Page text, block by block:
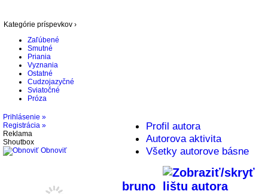
Kategórie príspevkov ›
Zaľúbené
Smutné
Priania
Vyznania
Ostatné
Cudzojazyčné
Sviatočné
Próza
Prihlásenie »
Registrácia »
Reklama
Shoutbox
Obnoviť
Profil autora
Autorova aktivita
Všetky autorove básne
bruno